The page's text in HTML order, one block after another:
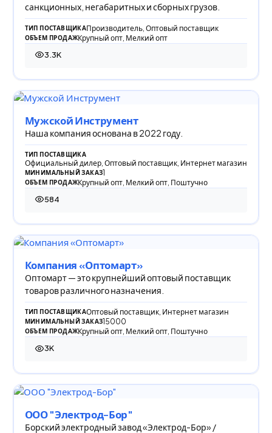
санкционных, негабаритных и сборных грузов.
ТИП ПОСТАВЩИКАПроизводитель, Оптовый поставщик
ОБЪЕМ ПРОДАЖКрупный опт, Мелкий опт
3.3K
3 302 просмотра
Мужской Инструмент
Наша компания основана в 2022 году.
ТИП ПОСТАВЩИКА
Официальный дилер, Оптовый поставщик, Интернет магазин
МИНИМАЛЬНЫЙ ЗАКАЗ1
ОБЪЕМ ПРОДАЖКрупный опт, Мелкий опт, Поштучно
584
584 просмотра
Компания «Оптомарт»
Оптомарт — это крупнейший оптовый поставщик
товаров различного назначения.
ТИП ПОСТАВЩИКАОптовый поставщик, Интернет магазин
МИНИМАЛЬНЫЙ ЗАКАЗ15000
ОБЪЕМ ПРОДАЖКрупный опт, Мелкий опт, Поштучно
3K
2 997 просмотров
ООО "Электрод-Бор"
Борский электродный завод «Электрод-Бор» /